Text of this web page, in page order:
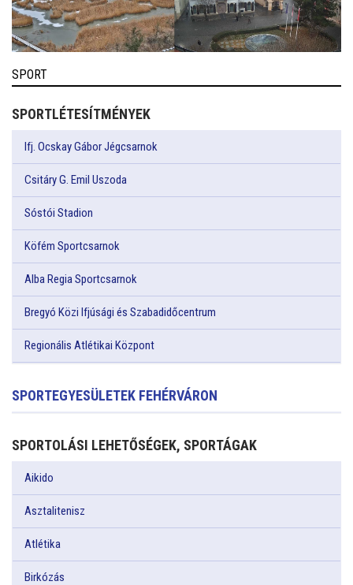
SPORT
SPORTLÉTESÍTMÉNYEK
Ifj. Ocskay Gábor Jégcsarnok
Csitáry G. Emil Uszoda
Sóstói Stadion
Köfém Sportcsarnok
Alba Regia Sportcsarnok
Bregyó Közi Ifjúsági és Szabadidőcentrum
Regionális Atlétikai Központ
SPORTEGYESÜLETEK FEHÉRVÁRON
SPORTOLÁSI LEHETŐSÉGEK, SPORTÁGAK
Aikido
Asztalitenisz
Atlétika
Birkózás